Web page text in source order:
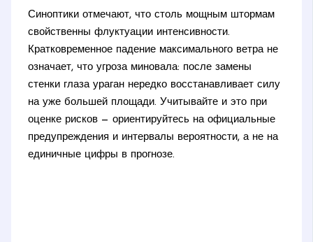
Синоптики отмечают, что столь мощным штормам
свойственны флуктуации интенсивности.
Кратковременное падение максимального ветра не
означает, что угроза миновала: после замены
стенки глаза ураган нередко восстанавливает силу
на уже большей площади. Учитывайте и это при
оценке рисков — ориентируйтесь на официальные
предупреждения и интервалы вероятности, а не на
единичные цифры в прогнозе.